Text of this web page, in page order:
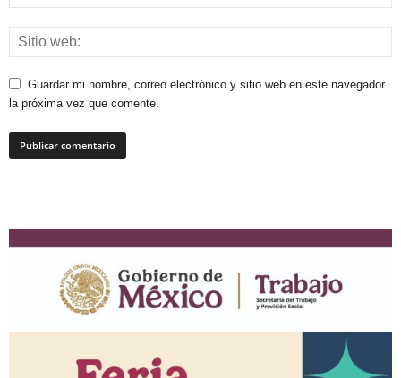
Guardar mi nombre, correo electrónico y sitio web en este navegador
la próxima vez que comente.